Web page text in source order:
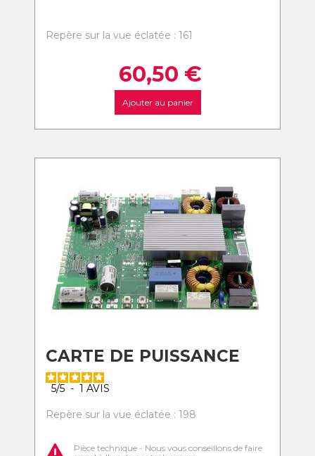
Repère sur la vue éclatée : 161
60,50 €
Ajouter au panier
CARTE DE PUISSANCE
5/5 - 1 AVIS
Repère sur la vue éclatée : 198
Pièce technique - Nous vous conseillons de faire